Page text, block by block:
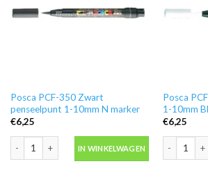
Posca PCF-350 Zwart
penseelpunt 1-10mm N marker
€6,25
Posca PCF-350 Zwart penseelpunt 1-10mm N
IN WINKELWAGEN
Posca
1-10mm
€6,25
Posca